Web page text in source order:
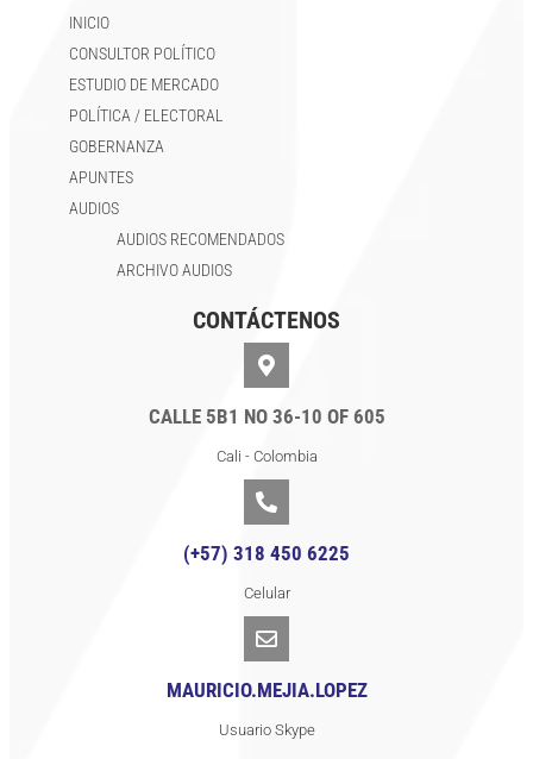
CONTÁCTENOS
CALLE 5B1 NO 36-10 OF 605
Cali - Colombia
(+57) 318 450 6225
Celular
MAURICIO.MEJIA.LOPEZ
Usuario Skype
INICIO
CONSULTOR POLÍTICO
ESTUDIO DE MERCADO
POLÍTICA / ELECTORAL
GOBERNANZA
APUNTES
AUDIOS
AUDIOS RECOMENDADOS
ARCHIVO AUDIOS